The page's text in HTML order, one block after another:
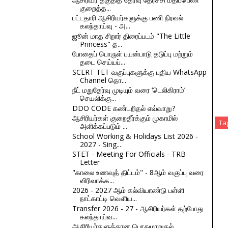
குறைத்த...
பட்டதாரி ஆசிரியர்களுக்கு பணி நிரவல்
கலந்தாய்வு - அ...
ஜூன் மாத சிறார் திரைப்படம் "The Little
Princess" த...
போதைப் பொருள் பயன்பாடு தடுப்பு மற்றும்
தடை செய்யப்...
SCERT TET வகுப்புகளுக்கு புதிய WhatsApp
Channel தொ...
நீட் மறுதேர்வு முடியும் வரை ‘டெலிகிராம்’
செயலிக்கு...
DDO CODE கண்டறிதல் எவ்வாறு?
ஆசிரியர்கள் குறைதீர்க்கும் முகாமில்
அளிக்கப்படும் ...
School Working & Holidays List 2026 -
2027 - Sing...
STET - Meeting For Officials - TRB
Letter
"காலை உணவுத் திட்டம்" - 8ஆம் வகுப்பு வரை
விரிவாக்க...
2026 - 2027 ஆம் கல்வியாண்டு பள்ளி
நாட்காட்டி வெளிய...
Transfer 2026 - 27 - ஆசிரியர்கள் தற்போது
கலந்தாய்வ...